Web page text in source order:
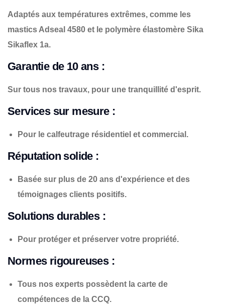
Adaptés aux températures extrêmes, comme les
mastics Adseal 4580 et le polymère élastomère Sika
Sikaflex 1a.
Garantie de 10 ans :
Sur tous nos travaux, pour une tranquillité d'esprit.
Services sur mesure :
Pour le calfeutrage résidentiel et commercial.
Réputation solide :
Basée sur plus de 20 ans d'expérience et des
témoignages clients positifs.
Solutions durables :
Pour protéger et préserver votre propriété.
Normes rigoureuses :
Tous nos experts possèdent la carte de
compétences de la CCQ.